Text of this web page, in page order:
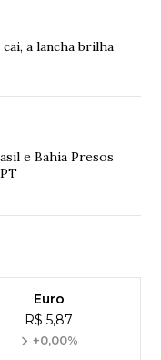
cai, a lancha brilha
e Bahia Presos
Euro
R$ 5,87
+0,00%